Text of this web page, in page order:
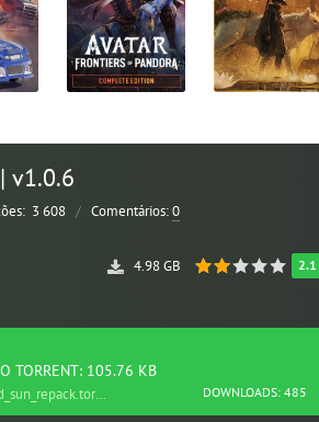
v1.0.6
3 608 / Comentários:0
2.1
4.98 GB
TORRENT: 105.76 KB
DOWNLOADS: 485
Nome do arquivo: second_sun_repack.torrent